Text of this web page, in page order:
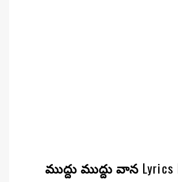
ముద్దు ముద్దు వాన Lyrics